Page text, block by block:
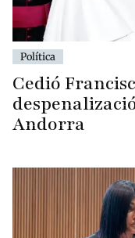
Política
Cedió
Andorra